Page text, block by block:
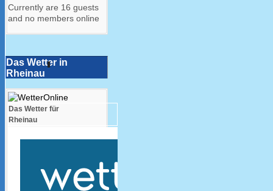
Currently are 16 guests
and no members online
Das Wetter in
Rheinau
Das Wetter für
Rheinau